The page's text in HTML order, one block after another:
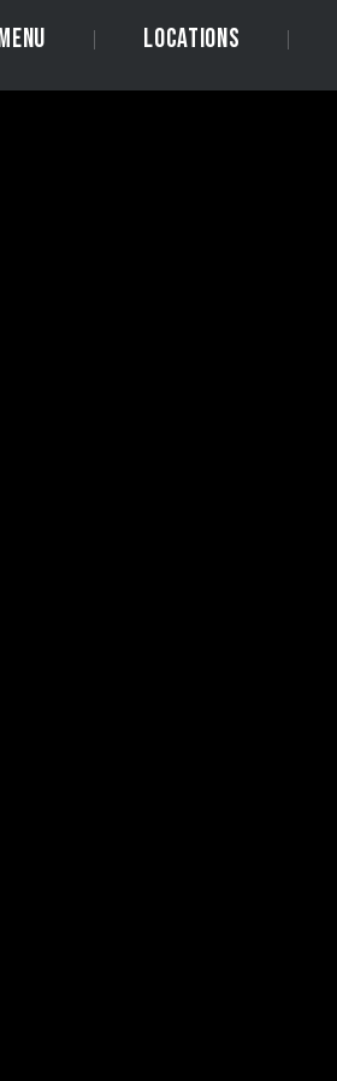
LOCATIONS